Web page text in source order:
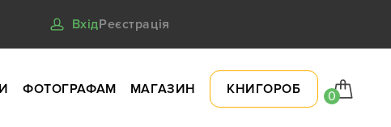
ВхідРеєстрація
ФОТОГРАФАМ МАГАЗИН КНИГОРОБ 0